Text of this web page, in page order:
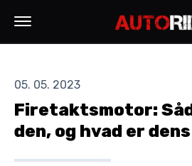
05. 05. 2023
Firetaktsmotor:
den, og hvad er